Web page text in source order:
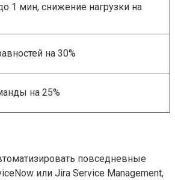
1 мин, снижение нагрузки на
на 30%
на 25%
повседневные
или Jira Service Management,